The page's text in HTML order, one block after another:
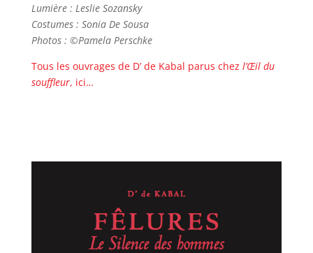
Lumière : Leslie Sozansky
Costumes : Sonia De Sousa
Photos : ©Pamela Perschke
Tous les ouvrages de D’ de Kabal parus chez l’Œil du
souffleur, ici…